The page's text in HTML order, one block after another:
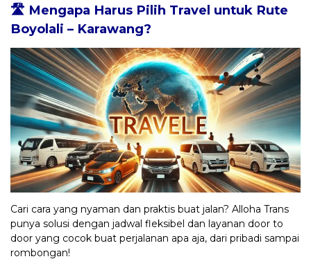
🛣️ Mengapa Harus Pilih Travel untuk Rute
Boyolali – Karawang?
Cari cara yang nyaman dan praktis buat jalan? Alloha Trans
punya solusi dengan jadwal fleksibel dan layanan door to
door yang cocok buat perjalanan apa aja, dari pribadi sampai
rombongan!